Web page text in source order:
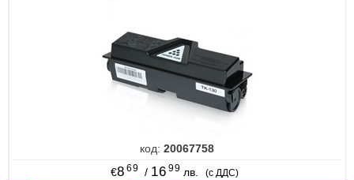
код: 20067758
€8 69 / 16 99 лв. (с ДДС)